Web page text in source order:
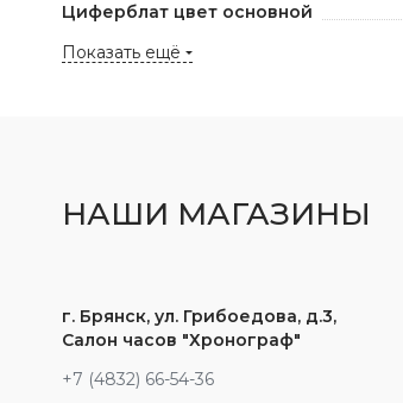
Циферблат цвет основной
Показать ещё
НАШИ МАГАЗИНЫ
г. Брянск, ул. Грибоедова, д.3,
Салон часов "Хронограф"
+7 (4832) 66-54-36